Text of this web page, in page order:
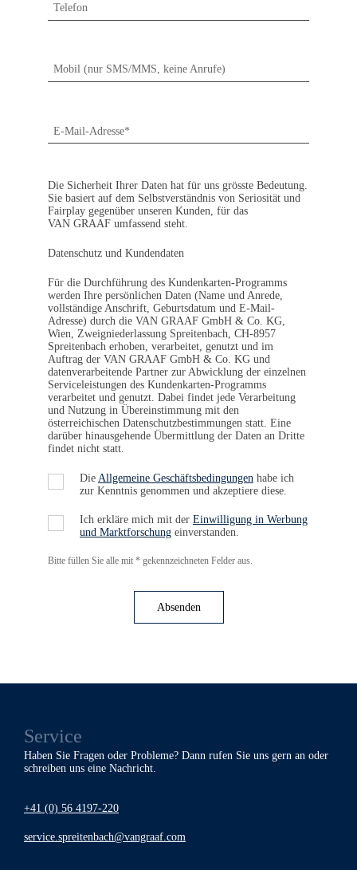
Telefon
Mobil (nur SMS/MMS, keine Anrufe)
E-Mail-Adresse*
Die Sicherheit Ihrer Daten hat für uns grösste Bedeutung.
Sie basiert auf dem Selbstverständnis von Seriosität und
Fairplay gegenüber unseren Kunden, für das
VAN GRAAF umfassend steht.
Datenschutz und Kundendaten
Für die Durchführung des Kundenkarten-Programms
werden Ihre persönlichen Daten (Name und Anrede,
vollständige Anschrift, Geburtsdatum und E-Mail-
Adresse) durch die VAN GRAAF GmbH & Co. KG,
Wien, Zweigniederlassung Spreitenbach, CH-8957
Spreitenbach erhoben, verarbeitet, genutzt und im
Auftrag der VAN GRAAF GmbH & Co. KG und
datenverarbeitende Partner zur Abwicklung der einzelnen
Serviceleistungen des Kundenkarten-Programms
verarbeitet und genutzt. Dabei findet jede Verarbeitung
und Nutzung in Übereinstimmung mit den
österreichischen Datenschutzbestimmungen statt. Eine
darüber hinausgehende Übermittlung der Daten an Dritte
findet nicht statt.
Die Allgemeine Geschäftsbedingungen habe ich
zur Kenntnis genommen und akzeptiere diese.
Ich erkläre mich mit der Einwilligung in Werbung
und Marktforschung einverstanden.
Bitte füllen Sie alle mit * gekennzeichneten Felder aus.
Absenden
Service
Haben Sie Fragen oder Probleme? Dann rufen Sie uns gern an oder
schreiben uns eine Nachricht.
+41 (0) 56 4197-220
service.spreitenbach@vangraaf.com